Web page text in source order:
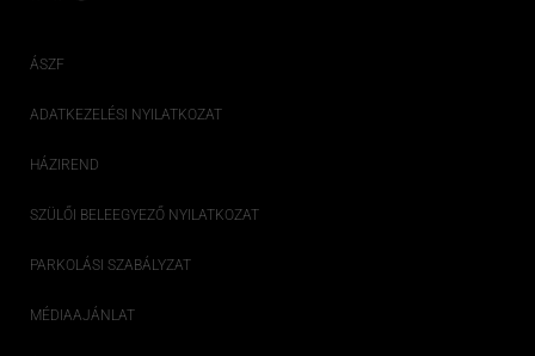
ÁSZF
ADATKEZELÉSI NYILATKOZAT
HÁZIREND
SZÜLŐI BELEEGYEZŐ NYILATKOZAT
PARKOLÁSI SZABÁLYZAT
MÉDIAAJÁNLAT